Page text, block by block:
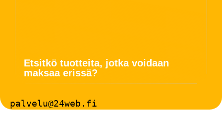
Etsitkö tuotteita, jotka voidaan
maksaa erissä?
palvelu@24web.fi